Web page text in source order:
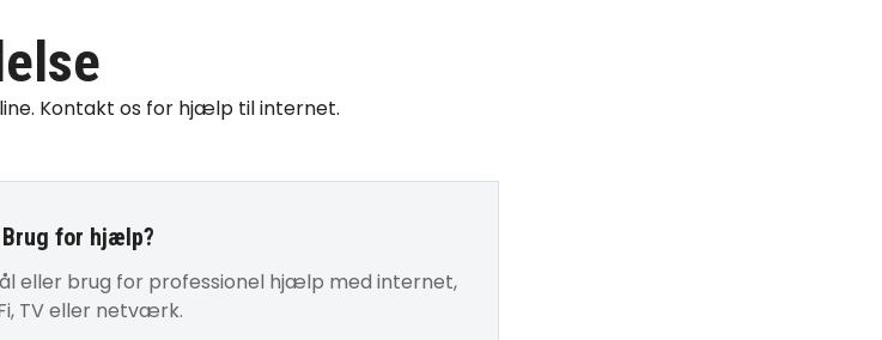
Kontakt os for hjælp til internet.
Brug for hjælp?
eller brug for professionel hjælp med internet,
TV eller netværk.